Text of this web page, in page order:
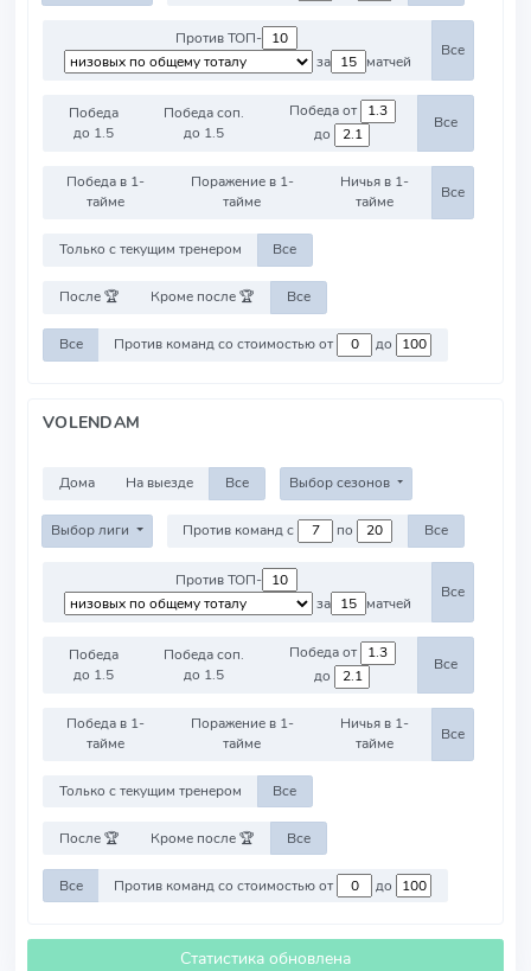
Против ТОП-
за
матчей
Все
Победа
до 1.5
Победа соп.
до 1.5
Победа от
до
Все
Победа в 1-
тайме
Поражение в 1-
тайме
Ничья в 1-
тайме
Все
Только с текущим тренером Все
После 🏆 Кроме после 🏆 Все
Все Против команд со стоимостью от до
VOLENDAM
Дома На выезде Все Выбор сезонов
Выбор лиги Против команд с по Все
Против ТОП-
за
матчей
Все
Победа
до 1.5
Победа соп.
до 1.5
Победа от
до
Все
Победа в 1-
тайме
Поражение в 1-
тайме
Ничья в 1-
тайме
Все
Только с текущим тренером Все
После 🏆 Кроме после 🏆 Все
Все Против команд со стоимостью от до
Статистика обновлена